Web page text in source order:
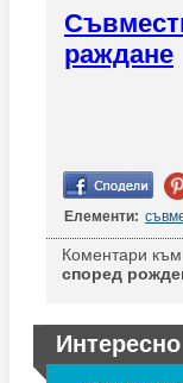
раждане
Елементи:
Коментари към
според
Интересно